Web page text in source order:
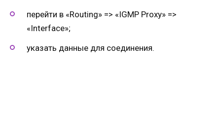
перейти в «Routing» => «IGMP Proxy» =>
«Interface»;
указать данные для соединения.